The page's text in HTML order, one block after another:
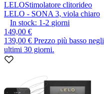
LELOStimolatore clitorideo
LELO - SONA 3, viola chiaro
In stock: 1-2 giorni
149,00 €
139,00 € Prezzo più basso negli
ultimi 30 giorni.